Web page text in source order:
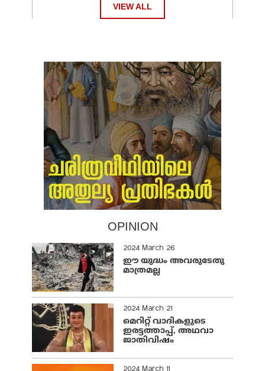
VIEW ALL
OPINION
2024 March 26
ഈ യുദ്ധം അവരുടേതു
മാത്രമല്ല
2024 March 21
മെറിറ്റ് വാദികളുടെ
ഇരട്ടത്താപ്പ്, അഥവാ
ജാതിവിഷം